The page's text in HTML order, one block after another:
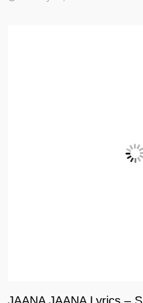
JAANA JAANA Lyrics –